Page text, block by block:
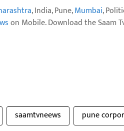
, India, Pune,Mumbai,
on Mobile. Download the Saam
saamtvneews pune